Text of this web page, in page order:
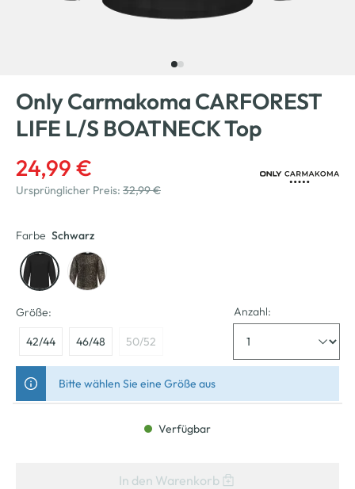
Only Carmakoma CARFOREST
LIFE L/S BOATNECK Top
24,99 €
Ursprünglicher Preis: 32,99 €
Farbe Schwarz
Größe:
42/44 46/48 50/52
Anzahl:
Bitte wählen Sie eine Größe aus
Verfügbar
In den Warenkorb